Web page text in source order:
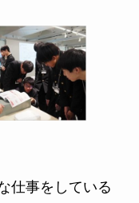
仕事をしている